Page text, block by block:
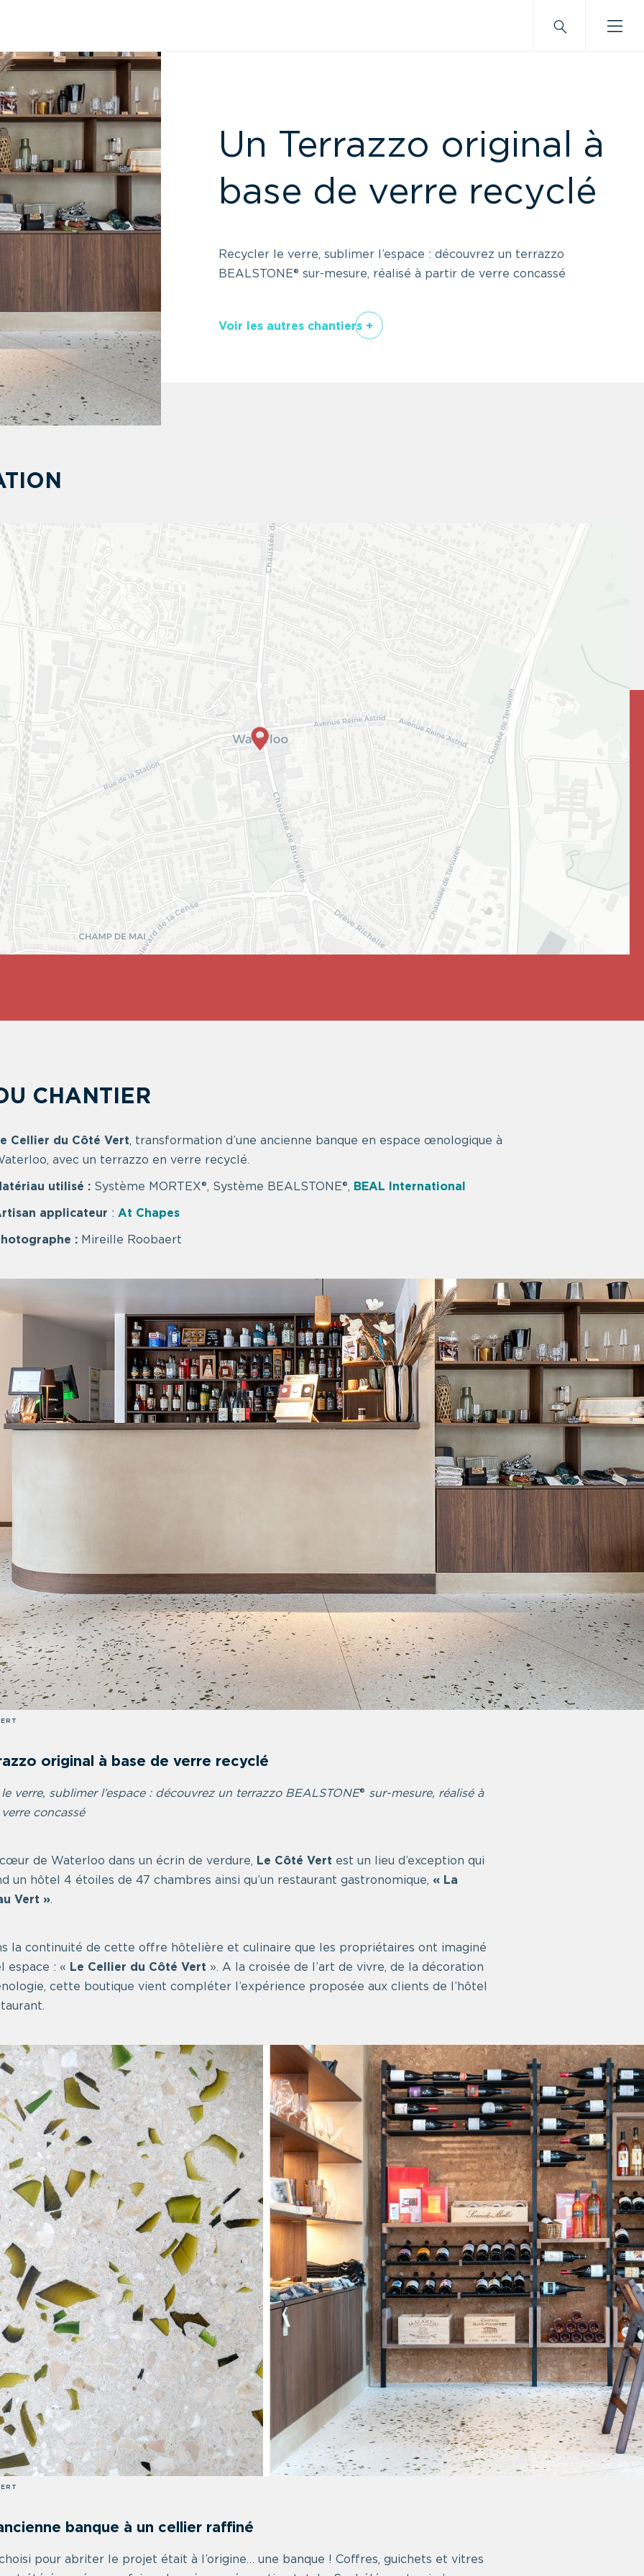
Un Terrazzo original à
base de verre recyclé
Recycler le verre, sublimer l’espace : découvrez un terrazzo
BEALSTONE® sur-mesure, réalisé à partir de verre concassé
Voir les autres chantiers +
CHANTIER
Cellier du Côté Vert, transformation d’une ancienne banque en espace œnologique à
avec un terrazzo en verre recyclé.
utilisé : Système MORTEX®, Système BEALSTONE®, BEAL International
applicateur : At Chapes
: Mireille Roobaert
original à base de verre recyclé
verre, sublimer l’espace : découvrez un terrazzo BEALSTONE® sur-mesure, réalisé à
concassé
de Waterloo dans un écrin de verdure, Le Côté Vert est un lieu d’exception qui
un hôtel 4 étoiles de 47 chambres ainsi qu’un restaurant gastronomique,« La
Vert ».
la continuité de cette offre hôtelière et culinaire que les propriétaires ont imaginé
espace : « Le Cellier du Côté Vert ». A la croisée de l’art de vivre, de la décoration
cette boutique vient compléter l’expérience proposée aux clients de l’hôtel
banque à un cellier raffiné
pour abriter le projet était à l’origine… une banque ! Coffres, guichets et vitres